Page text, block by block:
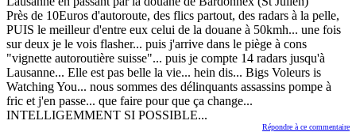
Près de 10Euros d'autoroute, des flics partout, des radars à la pelle,
PUIS le meilleur d'entre eux celui de la douane à 50kmh... une fois
sur deux je le vois flasher... puis j'arrive dans le piège à cons
"vignette autoroutière suisse"... puis je compte 14 radars jusqu'à
Lausanne... Elle est pas belle la vie... hein dis... Bigs Voleurs is
Watching You... nous sommes des délinquants assassins pompe à
fric et j'en passe... que faire pour que ça change...
INTELLIGEMMENT SI POSSIBLE...
Répondre à ce commentaire